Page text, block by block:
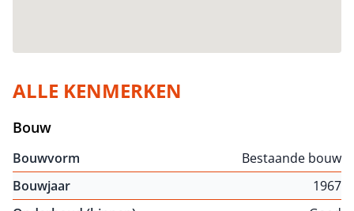
ALLE KENMERKEN
Bouw
Bouwvorm
Bestaande bouw
Bouwjaar
1967